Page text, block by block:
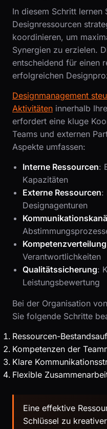
In diesem Schritt lernen
Designressourcen
koordinieren, um
Synergien zu erzielen.
entscheidend für einen
erfolgreichen
Designmanagement
Aktivitäten innerhalb
erfordert eine kluge
Teams und externen
Aspekte umfassen:
Interne Ressourcen:
Kapazitäten
Externe Ressourcen:
Designagenturen
Kompetenzverteilung
Verantwortlichkeiten
Qualitätssicherung:
Leistungsbewertung
Bei der Organisation
Sie folgende Schritte
Ressourcen-
Kompetenzen der
Klare
Flexible
Eine effektive
Schlüssel zu